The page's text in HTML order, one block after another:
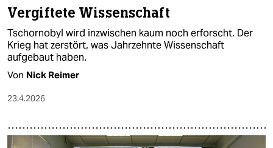
Vergiftete Wissenschaft
Tschornobyl wird inzwischen kaum noch erforscht. Der
Krieg hat zerstört, was Jahrzehnte Wissenschaft
aufgebaut haben.
Von Nick Reimer
23.4.2026